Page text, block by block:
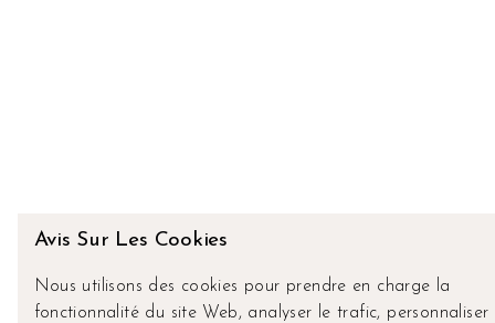
Avis Sur Les Cookies
Nous utilisons des cookies pour prendre en charge la
fonctionnalité du site Web, analyser le trafic, personnaliser